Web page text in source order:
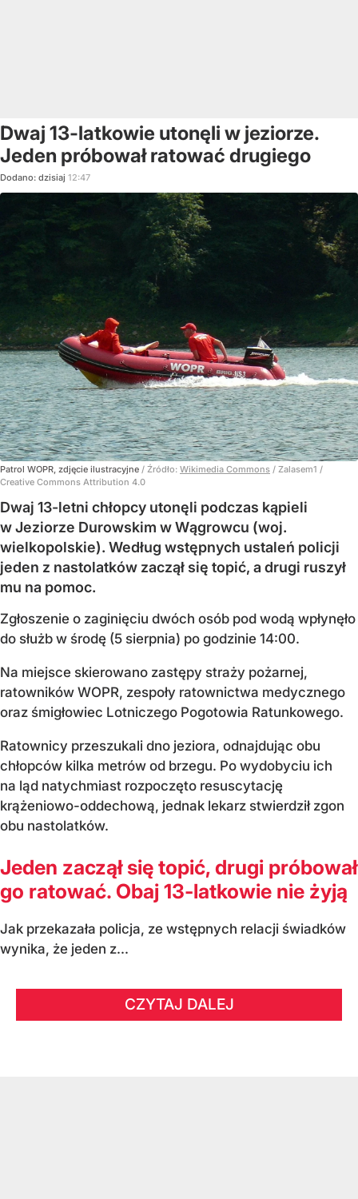
Dwaj 13-latkowie utonęli w jeziorze.
Jeden próbował ratować drugiego
Dodano: dzisiaj 12:47
Patrol WOPR, zdjęcie ilustracyjne / Źródło: Wikimedia Commons / Zalasem1 /
Creative Commons Attribution 4.0
Dwaj 13-letni chłopcy utonęli podczas kąpieli
w Jeziorze Durowskim w Wągrowcu (woj.
wielkopolskie). Według wstępnych ustaleń policji
jeden z nastolatków zaczął się topić, a drugi ruszył
mu na pomoc.
Zgłoszenie o zaginięciu dwóch osób pod wodą wpłynęło
do służb w środę (5 sierpnia) po godzinie 14:00.
Na miejsce skierowano zastępy straży pożarnej,
ratowników WOPR, zespoły ratownictwa medycznego
oraz śmigłowiec Lotniczego Pogotowia Ratunkowego.
Ratownicy przeszukali dno jeziora, odnajdując obu
chłopców kilka metrów od brzegu. Po wydobyciu ich
na ląd natychmiast rozpoczęto resuscytację
krążeniowo-oddechową, jednak lekarz stwierdził zgon
obu nastolatków.
Jeden zaczął się topić, drugi próbował
go ratować. Obaj 13-latkowie nie żyją
Jak przekazała policja, ze wstępnych relacji świadków
wynika, że jeden z...
CZYTAJ DALEJ